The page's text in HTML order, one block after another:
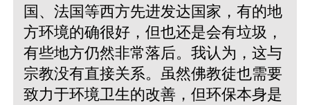
国、法国等西方先进发达国家，有的地
方环境的确很好，但也还是会有垃圾，
有些地方仍然非常落后。我认为，这与
宗教没有直接关系。虽然佛教徒也需要
致力于环境卫生的改善，但环保本身是